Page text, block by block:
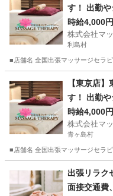
す！ 出勤
間を有効活
務所に出勤
え有ればご
きるお仕事
時給4,000円
株式会社マ
利島村
■店舗名 全国出張マッサージセラ
マッサージ
【東京店
す！ 出勤
間を有効活
務所に出勤
え有ればご
きるお仕事
時給4,000円
株式会社マ
青ヶ島村
■店舗名 全国出張マッサージセラ
マッサージ
出張リラク
面接交通費